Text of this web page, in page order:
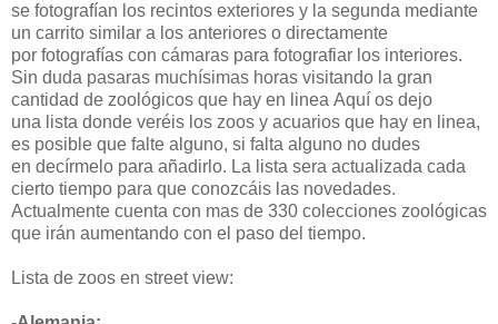
se fotografían los recintos exteriores y la segunda mediante
un carrito similar a los anteriores o directamente
por fotografías con cámaras para fotografiar los interiores.
Sin duda pasaras muchísimas horas visitando la gran
cantidad de zoológicos que hay en linea Aquí os dejo
una lista donde veréis los zoos y acuarios que hay en linea,
es posible que falte alguno, si falta alguno no dudes
en decírmelo para añadirlo. La lista sera actualizada cada
cierto tiempo para que conozcáis las novedades.
Actualmente cuenta con mas de 330 colecciones zoológicas
que irán aumentando con el paso del tiempo.
Lista de zoos en street view: